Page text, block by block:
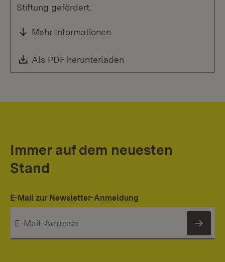
Stiftung gefördert.
Mehr Informationen
Download:
Als PDF herunterladen
Immer auf dem neuesten
Stand
E-Mail zur Newsletter-Anmeldung